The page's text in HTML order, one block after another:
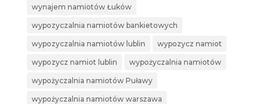
wynajem namiotów Łuków
wypozyczalnia namiotów bankietowych
wypozyczalnia namiotów lublin wypozycz namiot
wypozycz namiot lublin wypożyczalnia namiotów
wypożyczalnia namiotów Puławy
wypożyczalnia namiotów warszawa